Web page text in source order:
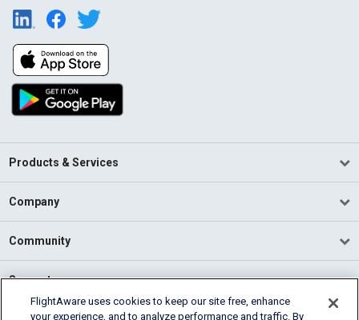
Products & Services
Company
Community
Support
FlightAware uses cookies to keep our site free, enhance
your experience, and to analyze performance and traffic. By